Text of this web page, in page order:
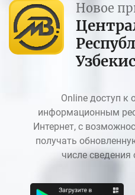
Новое
Online доступ
информационным
Интернет, с
получать
числе сведения